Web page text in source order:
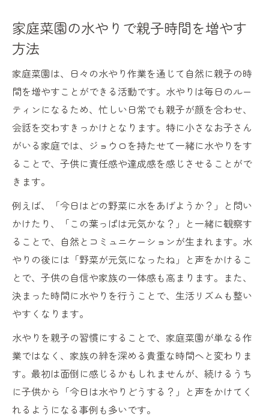
家庭菜園の水やりで親子時間を増やす
方法
家庭菜園は、日々の水やり作業を通じて自然に親子の時
間を増やすことができる活動です。水やりは毎日のルー
ティンになるため、忙しい日常でも親子が顔を合わせ、
会話を交わすきっかけとなります。特に小さなお子さん
がいる家庭では、ジョウロを持たせて一緒に水やりをす
ることで、子供に責任感や達成感を感じさせることがで
きます。
例えば、「今日はどの野菜に水をあげようか？」と問い
かけたり、「この葉っぱは元気かな？」と一緒に観察す
ることで、自然とコミュニケーションが生まれます。水
やりの後には「野菜が元気になったね」と声をかけるこ
とで、子供の自信や家族の一体感も高まります。また、
決まった時間に水やりを行うことで、生活リズムも整い
やすくなります。
水やりを親子の習慣にすることで、家庭菜園が単なる作
業ではなく、家族の絆を深める貴重な時間へと変わりま
す。最初は面倒に感じるかもしれませんが、続けるうち
に子供から「今日は水やりどうする？」と声をかけてく
れるようになる事例も多いです。